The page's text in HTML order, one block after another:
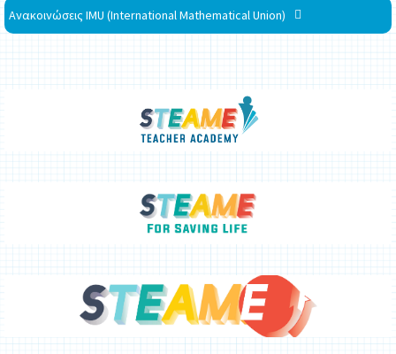
Ανακοινώσεις IMU (International Mathematical Union)